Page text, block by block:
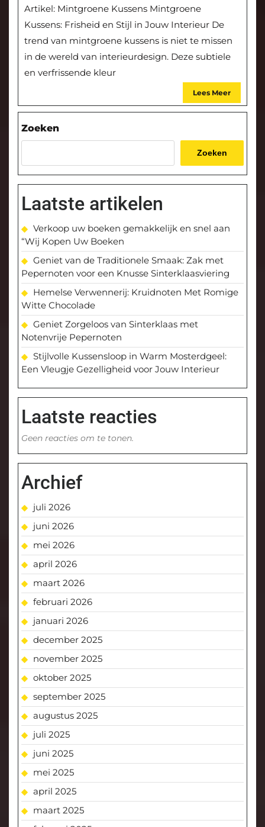
Artikel: Mintgroene Kussens Mintgroene
Kussens: Frisheid en Stijl in Jouw Interieur De
trend van mintgroene kussens is niet te missen
in de wereld van interieurdesign. Deze subtiele
en verfrissende kleur
Lees Meer
Zoeken
Zoeken
Laatste artikelen
Verkoop uw boeken gemakkelijk en snel aan
“Wij Kopen Uw Boeken
Geniet van de Traditionele Smaak: Zak met
Pepernoten voor een Knusse Sinterklaasviering
Hemelse Verwennerij: Kruidnoten Met Romige
Witte Chocolade
Geniet Zorgeloos van Sinterklaas met
Notenvrije Pepernoten
Stijlvolle Kussensloop in Warm Mosterdgeel:
Een Vleugje Gezelligheid voor Jouw Interieur
Laatste reacties
Geen reacties om te tonen.
Archief
juli 2026
juni 2026
mei 2026
april 2026
maart 2026
februari 2026
januari 2026
december 2025
november 2025
oktober 2025
september 2025
augustus 2025
juli 2025
juni 2025
mei 2025
april 2025
maart 2025